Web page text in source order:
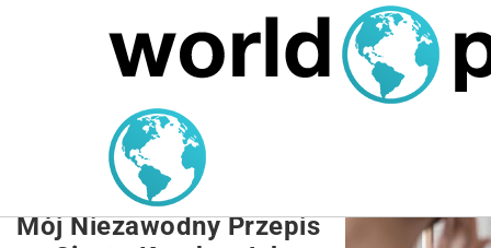
MARIUSZ ŁAMAGA 27.09.2025
Prosty przepis na ciasto
kruche: Idealny spód do
domowych wypieków
Mój Niezawodny Przepis